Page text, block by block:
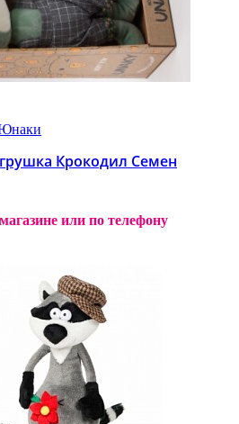
Крокодил Семен
или по телефону